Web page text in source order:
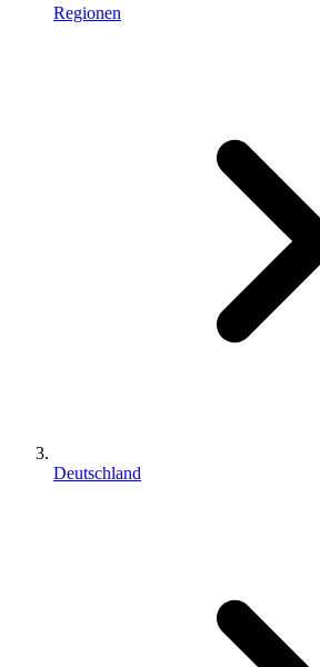
Regionen
Deutschland